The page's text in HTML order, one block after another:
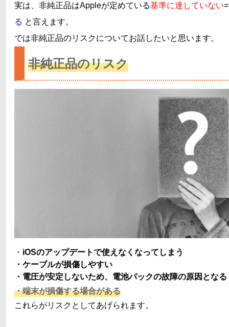
実は、非純正品はAppleが定めている基準に達していない=
る と言えます。
では非純正品のリスクについてお話したいと思います。
非純正品のリスク
・ iOSのアップデートで使えなくなってしまう
・ケーブルが損傷しやすい
・電圧が安定しないため、電池パックの故障の原因となる
・端末が損傷する場合がある
これらがリスクとしてあげられます。